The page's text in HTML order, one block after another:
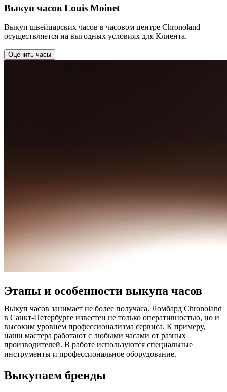
Выкуп часов Louis Moinet
Выкуп швейцарских часов в часовом центре Chronoland
осуществляется на выгодных условиях для Клиента.
Оценить часы
Этапы и особенности выкупа часов
Выкуп часов занимает не более получаса. Ломбард Chronoland
в Санкт-Петербурге известен не только оперативностью, но и
высоким уровнем профессионализма сервиса. К примеру,
наши мастера работают с любыми часами от разных
производителей. В работе используются специальные
инструменты и профессиональное оборудование.
Выкупаем бренды